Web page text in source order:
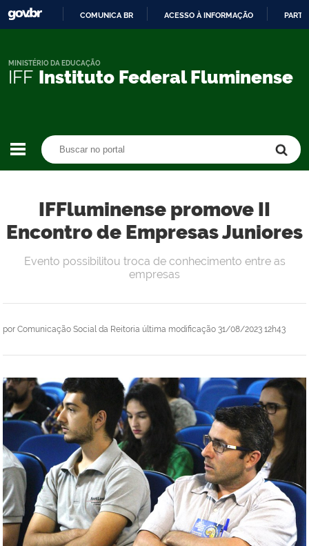
CONTEÚDO
COMUNICA BR ACESSO À INFORMAÇÃO
IFF Instituto Federal Fluminense
MINISTÉRIO DA EDUCAÇÃO
IFFluminense promove II
Encontro de Empresas Juniores
por Comunicação Social da Reitoria última modificação 31/08/2023 12h43
Evento possibilitou troca de conhecimento entre as
empresas